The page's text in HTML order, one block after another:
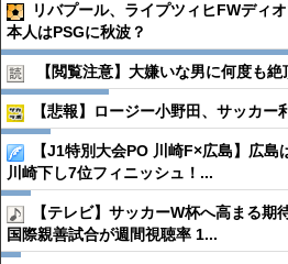
リバプール、ライプツィヒFWディ
本人はPSGに秋波？
【閲覧注意】大嫌いな男に何度も
【悲報】ロージー小野田、サッカ
【J1特別大会PO 川崎F×広島】広
川崎下し7位フィニッシュ！...
【テレビ】サッカーW杯へ高まる
国際親善試合が週間視聴率 1...